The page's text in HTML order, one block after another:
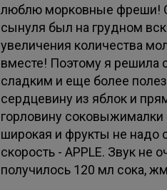
люблю морковные фреши!
сынуля был на грудном
увеличения количества
вместе! Поэтому я решила
сладким и еще более
сердцевину из яблок и
горловину соковыжималки
широкая и фрукты не надо
скорость - APPLE. Звук не
получилось 120 мл сока,